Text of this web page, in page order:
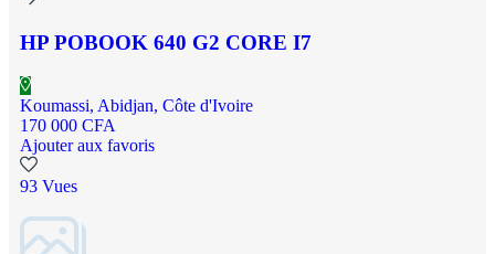
HP POBOOK 640 G2 CORE I7
Koumassi, Abidjan, Côte d'Ivoire
170 000 CFA
Ajouter aux favoris
93 Vues